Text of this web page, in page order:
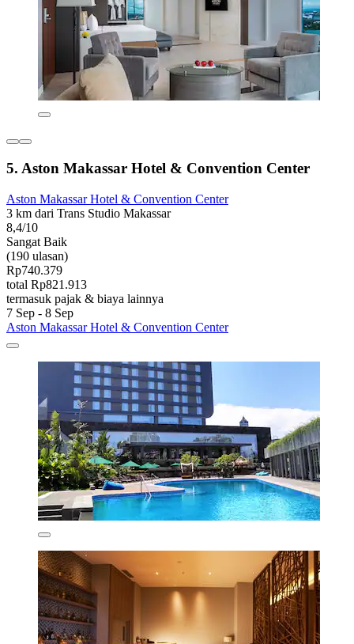
5. Aston Makassar Hotel & Convention Center
Aston Makassar Hotel & Convention Center
3 km dari Trans Studio Makassar
8,4/10
Sangat Baik
(190 ulasan)
Rp740.379
total Rp821.913
termasuk pajak & biaya lainnya
7 Sep - 8 Sep
Aston Makassar Hotel & Convention Center